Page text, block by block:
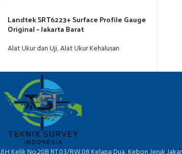
Landtek SRT6223+ Surface Profile Gauge
Original – Jakarta Barat
Alat Ukur dan Uji,Alat Ukur Kehalusan